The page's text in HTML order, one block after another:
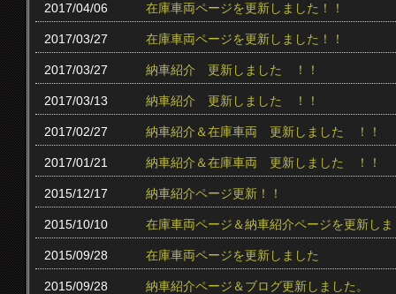
2017/04/06 在庫車両ページを更新しました！！
2017/03/27 在庫車両ページを更新しました！！
2017/03/27 納車紹介 更新しました ！！
2017/03/13 納車紹介 更新しました ！！
2017/02/27 納車紹介＆在庫車両 更新しました ！！
2017/01/21 納車紹介＆在庫車両 更新しました ！！
2015/12/17 納車紹介ページ更新！！
2015/10/10 在庫車両ページ＆納車紹介ページを更新し
2015/09/28 在庫車両ページを更新しました
2015/09/28 納車紹介ページ＆ブログ更新しました。